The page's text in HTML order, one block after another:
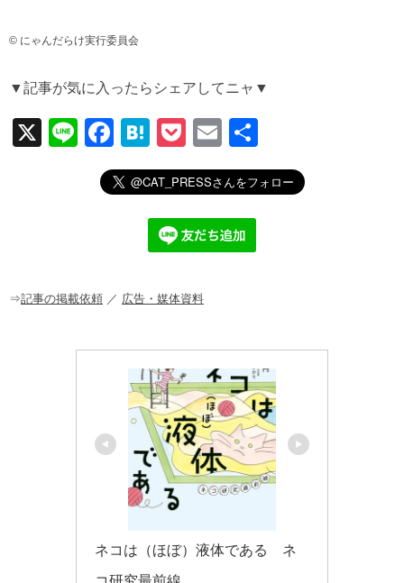
© にゃんだらけ実行委員会
▼記事が気に入ったらシェアしてニャ▼
X
Li
F
a
c
o
H
at
e
n
a
P
o
ck
et
E
m
ail
有
⇒記事の掲載依頼 ／ 広告・媒体資料
ネコは（ほぼ）液体である　ネ